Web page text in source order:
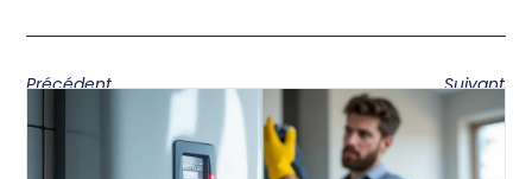
Précédent Suivant